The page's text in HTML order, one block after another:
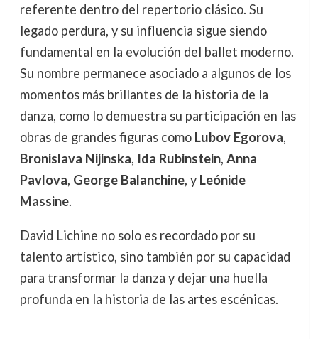
referente dentro del repertorio clásico. Su
legado perdura, y su influencia sigue siendo
fundamental en la evolución del ballet moderno.
Su nombre permanece asociado a algunos de los
momentos más brillantes de la historia de la
danza, como lo demuestra su participación en las
obras de grandes figuras como Lubov Egorova,
Bronislava Nijinska, Ida Rubinstein, Anna
Pavlova, George Balanchine, y Leónide
Massine.
David Lichine no solo es recordado por su
talento artístico, sino también por su capacidad
para transformar la danza y dejar una huella
profunda en la historia de las artes escénicas.